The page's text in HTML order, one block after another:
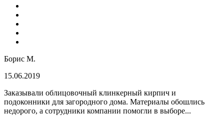
Борис М.
15.06.2019
Заказывали облицовочный клинкерный кирпич и
подоконники для загородного дома. Материалы обошлись
недорого, а сотрудники компании помогли в выборе...